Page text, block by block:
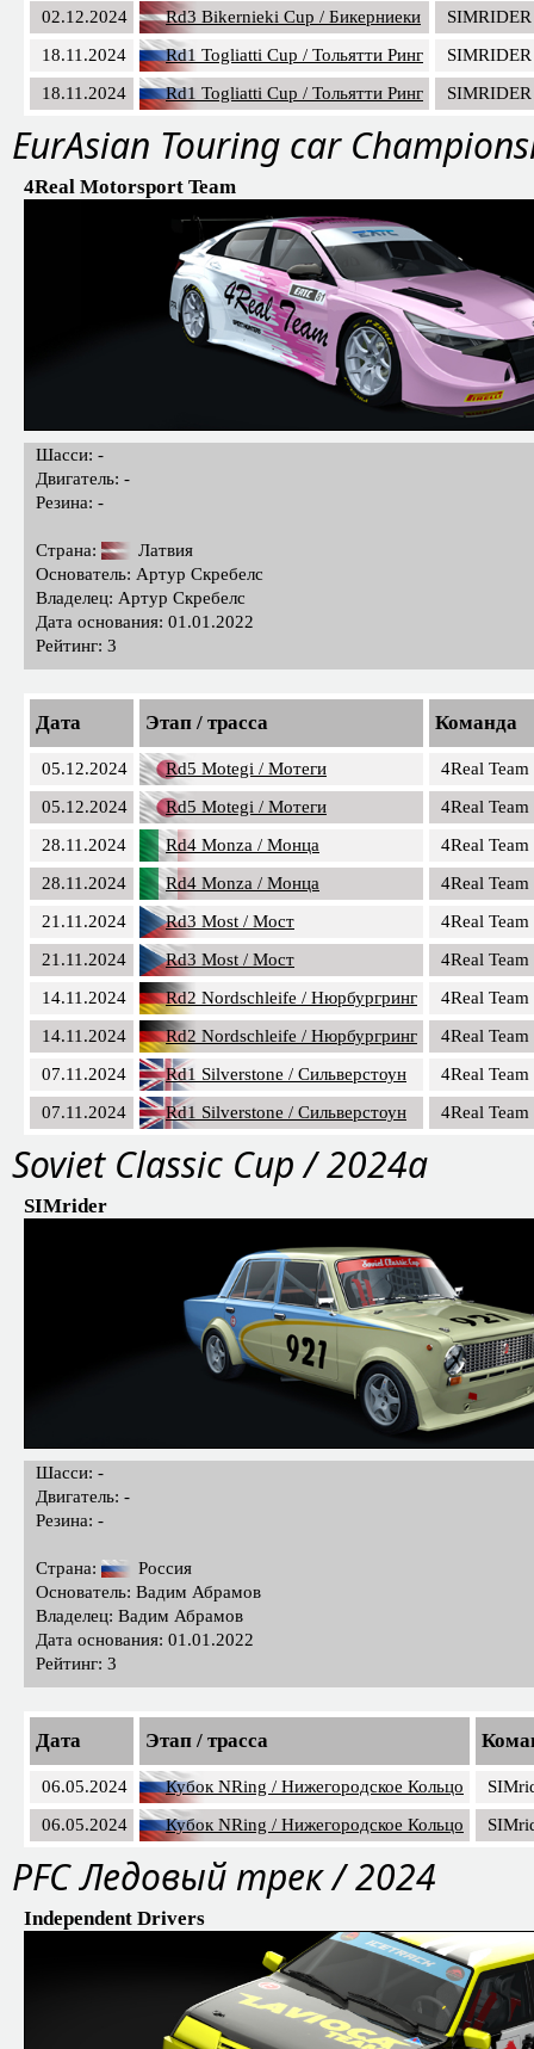
02.12.2024
Rd3 Bikernieki Cup / Бикерниеки
SIMRIDER
18.11.2024
Rd1 Togliatti Cup / Тольятти Ринг
SIMRIDER
18.11.2024
Rd1 Togliatti Cup / Тольятти Ринг SIMRIDER
EurAsian Touring car
4Real Motorsport Team
Шасси: -
Двигатель: -
Резина: -
Страна:
Латвия
Основатель: Артур Скребелс
Владелец: Артур Скребелс
Дата основания: 01.01.2022
Рейтинг: 3
Дата Этап / трасса Команда
05.12.2024 Rd5 Motegi / Мотеги
4Real Team
05.12.2024
Rd5 Motegi / Мотеги
4Real Team
28.11.2024
Rd4 Monza / Монца
4Real Team
28.11.2024
Rd4 Monza / Монца
4Real Team
21.11.2024
Rd3 Most / Мост
4Real Team
21.11.2024
Rd3 Most / Мост
4Real Team
14.11.2024
Rd2 Nordschleife / Нюрбургринг
4Real Team
14.11.2024
Rd2 Nordschleife / Нюрбургринг
4Real Team
07.11.2024
Rd1 Silverstone / Сильверстоун
4Real Team
07.11.2024
Rd1 Silverstone / Сильверстоун 4Real Team
Soviet Classic Cup / 2024a
SIMrider
Шасси: -
Двигатель: -
Резина: -
Страна:
Россия
Основатель: Вадим Абрамов
Владелец: Вадим Абрамов
Дата основания: 01.01.2022
Рейтинг: 3
Дата Этап / трасса
06.05.2024 Кубок NRing / Нижегородское Кольцо
06.05.2024
Кубок NRing / Нижегородское Кольцо
PFC Ледовый трек / 2024
Independent Drivers